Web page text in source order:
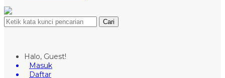
Cari
Halo, Guest!
Masuk
Daftar